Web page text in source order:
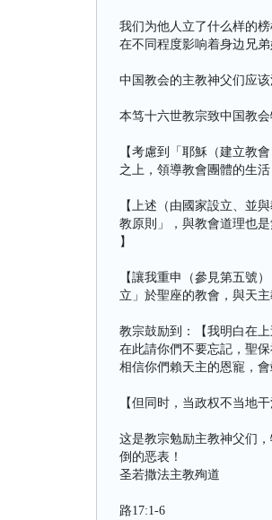
我们为他人立了什么样的
在不同程度影响着身边兄弟
中国教会的主教神父们应
本笃十六世教宗致中国教会
【考慮到「耶穌（建立教
之上，領導教會團體的生
【上述（由國家設立、並
教原則」，與教會道理也
】
【讓我重申（參見第五號
立」於聖座的教會，與天
教宗鼓励到：【我明白在
在此請你們不要忘記，聖
相信你們賴天主的恩寵，
【但同时，当政权不当地
这是教宗勉励主教神父们
倒的恶表！
圣若撒法主教殉道
路17:1-6